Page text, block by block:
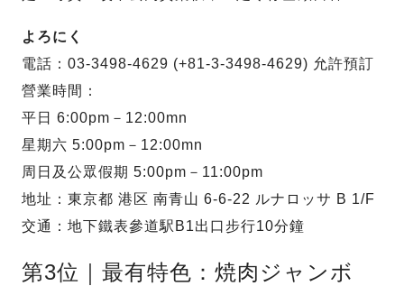
よろにく
電話：03-3498-4629 (+81-3-3498-4629) 允許預訂
營業時間：
平日 6:00pm－12:00mn
星期六 5:00pm－12:00mn
周日及公眾假期 5:00pm－11:00pm
地址：東京都 港区 南青山 6-6-22 ルナロッサ B 1/F
交通：地下鐵表參道駅B1出口步行10分鐘
第3位｜最有特色：焼肉ジャンボ